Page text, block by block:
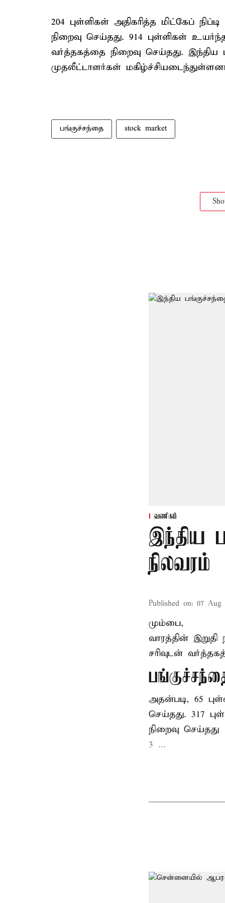
204 புள்ளிகள் அதிகரித்த மிட்கேப்
நிறைவு செய்தது. 914 புள்ளிகள்
வர்த்தகத்தை நிறைவு செய்தது.
முதலீட்டாளர்கள்
பங்குச்சந்தை stock market
வணிகம்
இந்திய
நிலவரம்
Published on: 07 Aug
மும்பை,
வாரத்தின்
சரிவுடன்
அதன்படி, 65
செய்தது. 317
நிறைவு செய்தது
3 ...